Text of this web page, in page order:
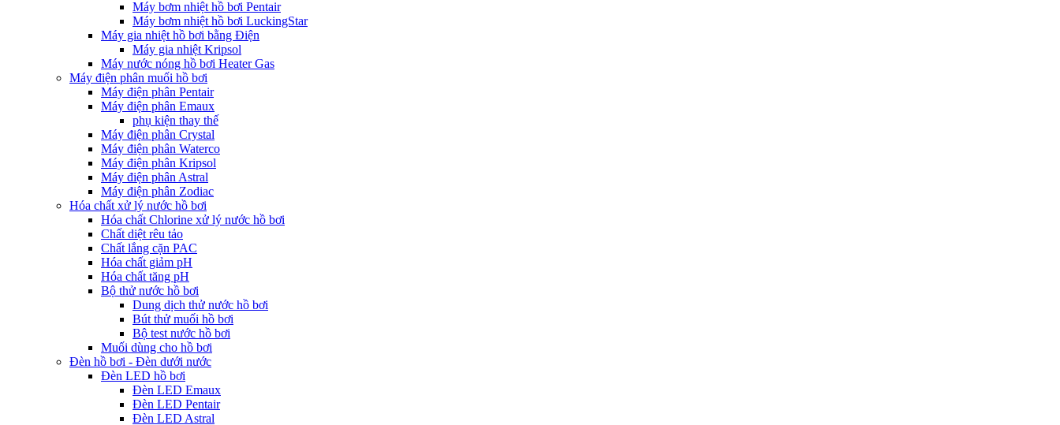
Máy bơm nhiệt hồ bơi Pentair
Máy bơm nhiệt hồ bơi LuckingStar
Máy gia nhiệt hồ bơi bằng Điện
Máy gia nhiệt Kripsol
Máy nước nóng hồ bơi Heater Gas
Máy điện phân muối hồ bơi
Máy điện phân Pentair
Máy điện phân Emaux
phụ kiện thay thế
Máy điện phân Crystal
Máy điện phân Waterco
Máy điện phân Kripsol
Máy điện phân Astral
Máy điện phân Zodiac
Hóa chất xử lý nước hồ bơi
Hóa chất Chlorine xử lý nước hồ bơi
Chất diệt rêu tảo
Chất lắng cặn PAC
Hóa chất giảm pH
Hóa chất tăng pH
Bộ thử nước hồ bơi
Dung dịch thử nước hồ bơi
Bút thử muối hồ bơi
Bộ test nước hồ bơi
Muối dùng cho hồ bơi
Đèn hồ bơi - Đèn dưới nước
Đèn LED hồ bơi
Đèn LED Emaux
Đèn LED Pentair
Đèn LED Astral